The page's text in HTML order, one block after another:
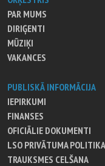
PAR MUMS
DIRIĢENTI
MŪZIĶI
VAKANCES
PUBLISKĀ INFORMĀCIJA
IEPIRKUMI
FINANSES
OFICIĀLIE DOKUMENTI
LSO PRIVĀTUMA POLITIKA
TRAUKSMES CELŠANA